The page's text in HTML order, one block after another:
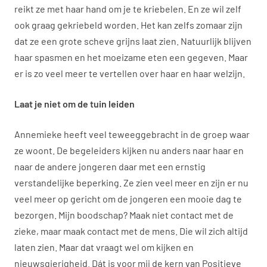
reikt ze met haar hand om je te kriebelen. En ze wil zelf
ook graag gekriebeld worden. Het kan zelfs zomaar zijn
dat ze een grote scheve grijns laat zien. Natuurlijk blijven
haar spasmen en het moeizame eten een gegeven. Maar
er is zo veel meer te vertellen over haar en haar welzijn.
Laat je niet om de tuin leiden
Annemieke heeft veel teweeggebracht in de groep waar
ze woont. De begeleiders kijken nu anders naar haar en
naar de andere jongeren daar met een ernstig
verstandelijke beperking. Ze zien veel meer en zijn er nu
veel meer op gericht om de jongeren een mooie dag te
bezorgen. Mijn boodschap? Maak niet contact met de
zieke, maar maak contact met de mens. Die wil zich altijd
laten zien. Maar dat vraagt wel om kijken en
nieuwsgierigheid. Dát is voor mij de kern van Positieve